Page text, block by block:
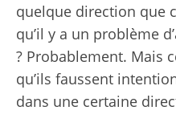
quelque direction que
qu’il y a un problème
? Probablement. Mais
qu’ils faussent
dans une certaine